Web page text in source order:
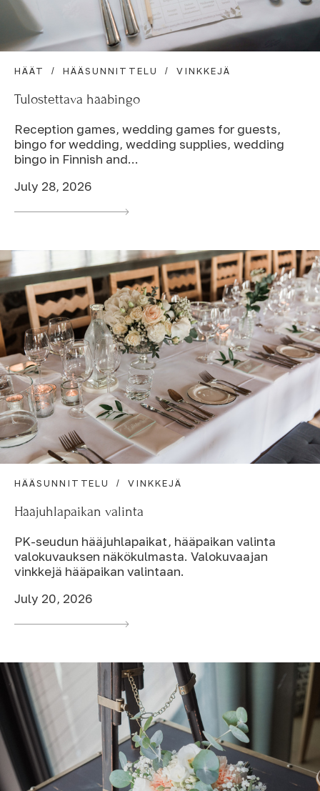
HÄÄT HÄÄSUNNITTELU VINKKEJÄ
Tulostettava hääbingo
Reception games, wedding games for guests,
bingo for wedding, wedding supplies, wedding
bingo in Finnish and...
July 28, 2026
HÄÄSUNNITTELU VINKKEJÄ
Hääjuhlapaikan valinta
PK-seudun hääjuhlapaikat, hääpaikan valinta
valokuvauksen näkökulmasta. Valokuvaajan
vinkkejä hääpaikan valintaan.
July 20, 2026